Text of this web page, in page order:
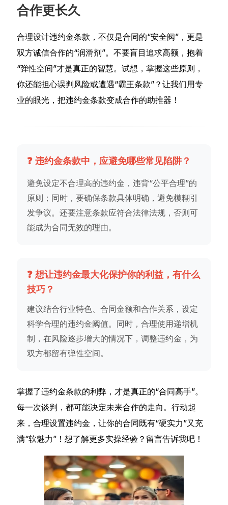
合作更长久
合理设计违约金条款，不仅是合同的“安全阀”，更是
双方诚信合作的“润滑剂”。不要盲目追求高额，抱着
“弹性空间”才是真正的智慧。试想，掌握这些原则，
你还能担心误判风险或遭遇“霸王条款”？让我们用专
业的眼光，把违约金条款变成合作的助推器！
❓ 违约金条款中，应避免哪些常见陷阱？
避免设定不合理高的违约金，违背“公平合理”的
原则；同时，要确保条款具体明确，避免模糊引
发争议。还要注意条款应符合法律法规，否则可
能成为合同无效的理由。
❓ 想让违约金最大化保护你的利益，有什么
技巧？
建议结合行业特色、合同金额和合作关系，设定
科学合理的违约金阈值。同时，合理使用递增机
制，在风险逐步增大的情况下，调整违约金，为
双方都留有弹性空间。
掌握了违约金条款的利弊，才是真正的“合同高手”。
每一次谈判，都可能决定未来合作的走向。行动起
来，合理设置违约金，让你的合同既有“硬实力”又充
满“软魅力”！想了解更多实操经验？留言告诉我吧！